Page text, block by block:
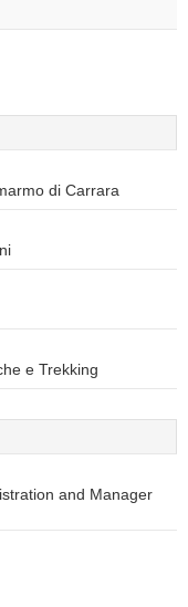
di Carrara
e Trekking
and Manager